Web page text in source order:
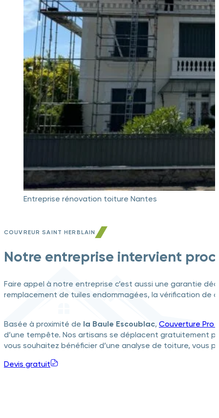
COUVREUR SAINT HERBLAIN
Notre entreprise intervient
Faire appel à notre entreprise c’est aussi une garantie
remplacement de tuiles endommagées, la vérification
Basée à proximité de la Baule Escoublac, Couverture Pro
d’une tempête. Nos artisans se déplacent gratuitement
vous souhaitez bénéficier d’une analyse de toiture, vous
Devis gratuit
Entreprise rénovation toiture Nantes